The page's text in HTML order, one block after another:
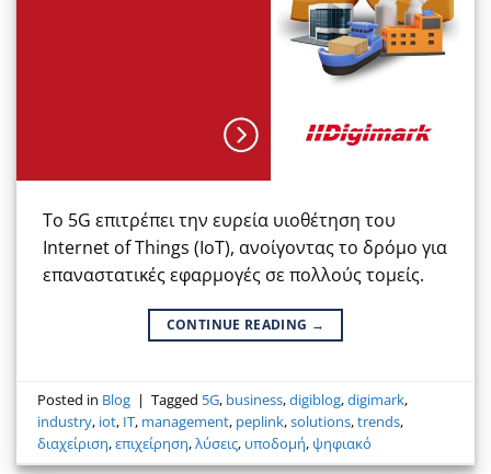
Το 5G επιτρέπει την ευρεία υιοθέτηση του
Internet of Things (IoT), ανοίγοντας το δρόμο για
επαναστατικές εφαρμογές σε πολλούς τομείς.
CONTINUE READING →
Posted in Blog | Tagged 5G, business,digiblog,digimark,
industry, iot, IT, management, peplink,solutions,trends,
διαχείριση,επιχείρηση,λύσεις, υποδομή, ψηφιακό